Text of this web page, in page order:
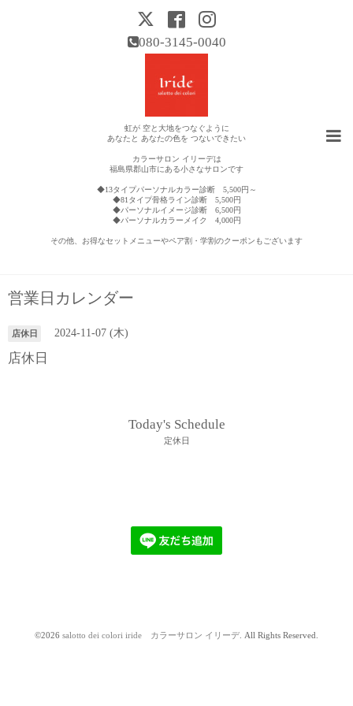
080-3145-0040
虹が 空と大地をつなぐように
あなたと あなたの色を つないできたい
カラーサロン イリーデは
福島県郡山市にある小さなサロンです
◆13タイプパーソナルカラー診断 5,500円～
◆81タイプ骨格ライン診断 5,500円
◆パーソナルイメージ診断 6,500円
◆パーソナルカラーメイク 4,000円
その他、お得なセットメニューやペア割・学割のクーポンもございます
営業日カレンダー
店休日 2024-11-07 (木)
店休日
Today's Schedule
定休日
©2026 salotto dei colori iride カラーサロン イリーデ. All Rights Reserved.